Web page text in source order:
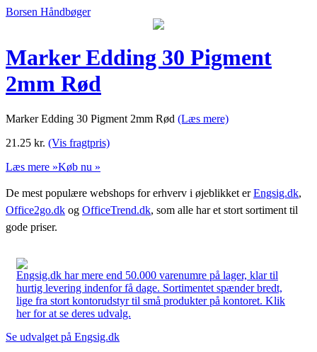
Borsen Håndbøger
Marker Edding 30 Pigment
2mm Rød
Marker Edding 30 Pigment 2mm Rød (Læs mere)
21.25 kr. (Vis fragtpris)
Læs mere »Køb nu »
De mest populære webshops for erhverv i øjeblikket erEngsig.dk,
Office2go.dk og OfficeTrend.dk, som alle har et stort sortiment til
gode priser.
Engsig.dk har mere end 50.000 varenumre på lager, klar til
hurtig levering indenfor få dage. Sortimentet spænder bredt,
lige fra stort kontorudstyr til små produkter på kontoret. Klik
her for at se deres udvalg.
Se udvalget på Engsig.dk